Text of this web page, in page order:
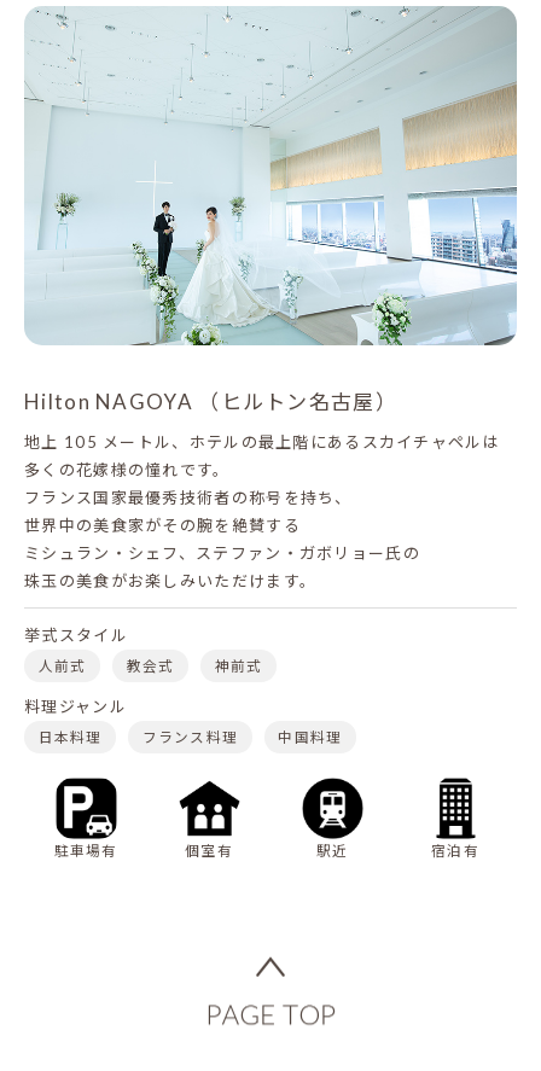
Hilton NAGOYA （ヒルトン名古屋）
地上 105 メートル、ホテルの最上階にあるスカイチャペルは
多くの花嫁様の憧れです。
フランス国家最優秀技術者の称号を持ち、
世界中の美食家がその腕を絶賛する
ミシュラン・シェフ、ステファン・ガボリョー氏の
珠玉の美食がお楽しみいただけます。
挙式スタイル
人前式 教会式 神前式
料理ジャンル
日本料理 フランス料理 中国料理
駐車場有 個室有 駅近 宿泊有